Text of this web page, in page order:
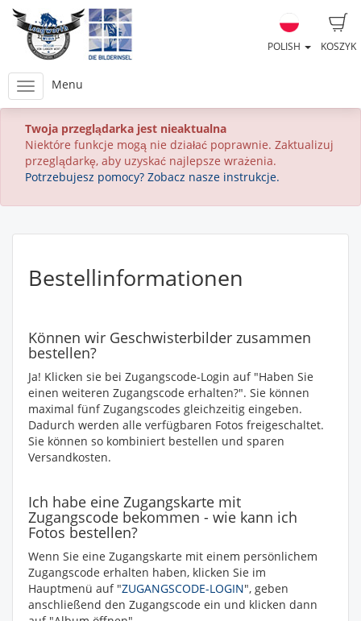
KOSZYK
POLISH
Menu
Twoja przeglądarka jest nieaktualna
Niektóre funkcje mogą nie działać poprawnie. Zaktualizuj
przeglądarkę, aby uzyskać najlepsze wrażenia.
Potrzebujesz pomocy? Zobacz nasze instrukcje.
Bestellinformationen
Können wir Geschwisterbilder zusammen
bestellen?
Ja! Klicken sie bei Zugangscode-Login auf "Haben Sie
einen weiteren Zugangscode erhalten?". Sie können
maximal fünf Zugangscodes gleichzeitig eingeben.
Dadurch werden alle verfügbaren Fotos freigeschaltet.
Sie können so kombiniert bestellen und sparen
Versandkosten.
Ich habe eine Zugangskarte mit
Zugangscode bekommen - wie kann ich
Fotos bestellen?
Wenn Sie eine Zugangskarte mit einem persönlichem
Zugangscode erhalten haben, klicken Sie im
Hauptmenü auf "ZUGANGSCODE-LOGIN", geben
anschließend den Zugangscode ein und klicken dann